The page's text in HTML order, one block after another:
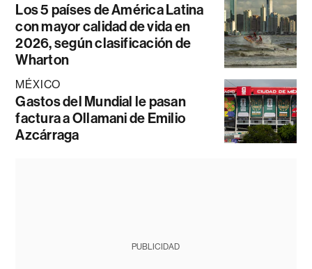
Los 5 países de América Latina
con mayor calidad de vida en
2026, según clasificación de
Wharton
MÉXICO
Gastos del Mundial le pasan
factura a Ollamani de Emilio
Azcárraga
PUBLICIDAD